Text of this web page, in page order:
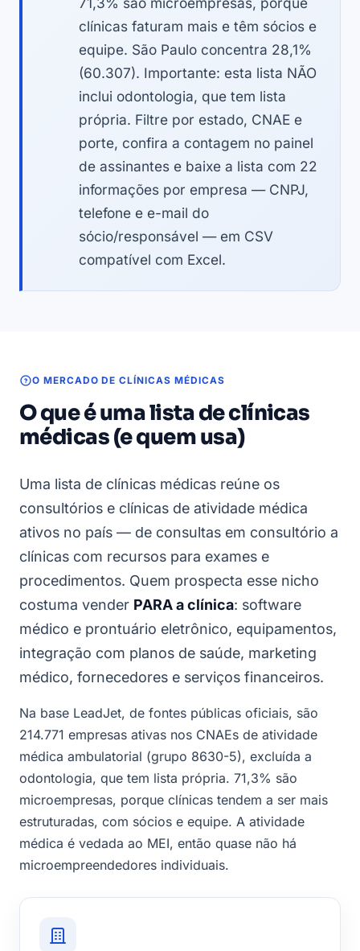
clínicas faturam mais e têm sócios e
equipe. São Paulo concentra 28,1%
(60.307). Importante: esta lista NÃO
inclui odontologia, que tem lista
própria. Filtre por estado, CNAE e
porte, confira a contagem no painel
de assinantes e baixe a lista com 22
informações por empresa — CNPJ,
telefone e e-mail do
sócio/responsável — em CSV
compatível com Excel.
O MERCADO DE CLÍNICAS MÉDICAS
O que é uma lista de clínicas
médicas (e quem usa)
Uma lista de clínicas médicas reúne os
consultórios e clínicas de atividade médica
ativos no país — de consultas em consultório a
clínicas com recursos para exames e
procedimentos. Quem prospecta esse nicho
costuma vender PARA a clínica: software
médico e prontuário eletrônico, equipamentos,
integração com planos de saúde, marketing
médico, fornecedores e serviços financeiros.
Na base LeadJet, de fontes públicas oficiais, são
214.771 empresas ativas nos CNAEs de atividade
médica ambulatorial (grupo 8630-5), excluída a
odontologia, que tem lista própria. 71,3% são
microempresas, porque clínicas tendem a ser mais
estruturadas, com sócios e equipe. A atividade
médica é vedada ao MEI, então quase não há
microempreendedores individuais.